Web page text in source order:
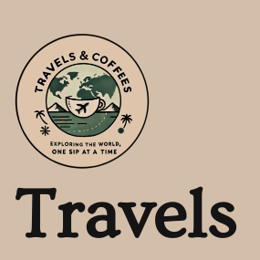
Travels